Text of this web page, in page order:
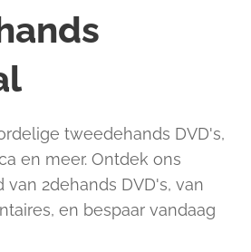
tweedehands DVD's,
en meer. Ontdek ons
2dehands DVD's, van
en bespaar vandaag